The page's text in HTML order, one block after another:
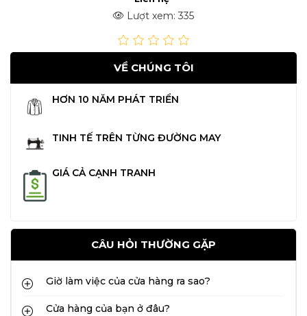
Lượt xem: 335
VỀ CHÚNG TÔI
HƠN 10 NĂM PHÁT TRIỂN
TINH TẾ TRÊN TỪNG ĐƯỜNG MAY
GIÁ CẢ CẠNH TRANH
CÂU HỎI THƯỜNG GẶP
Giờ làm việc của cửa hàng ra sao?
Cửa hàng của bạn ở đâu?